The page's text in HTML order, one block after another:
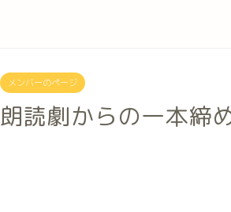
メンバーのページ
朗読劇からの一本締